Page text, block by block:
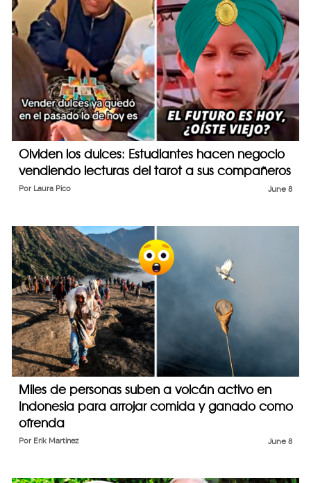
Olviden los dulces: Estudiantes hacen negocio
vendiendo lecturas del tarot a sus compañeros
June 8
Por Laura Pico
Miles de personas suben a volcán activo en
Indonesia para arrojar comida y ganado como
ofrenda
June 8
Por Erik Martinez